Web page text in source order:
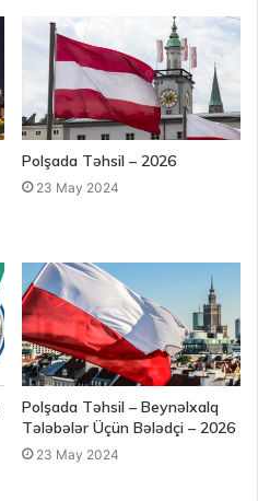
Polşada Təhsil – 2026
23 May 2024
Polşada Təhsil – Beynəlxalq
Tələbələr Üçün Bələdçi – 2026
23 May 2024